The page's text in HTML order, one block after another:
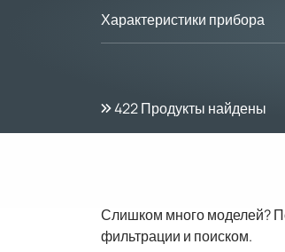
Характеристики прибора
422Продукты найдены
Слишком много моделей?
фильтрации и поиском.